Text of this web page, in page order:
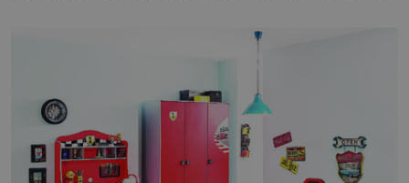
jednoduché. Místa, která si člověk pamatuje z rodinných